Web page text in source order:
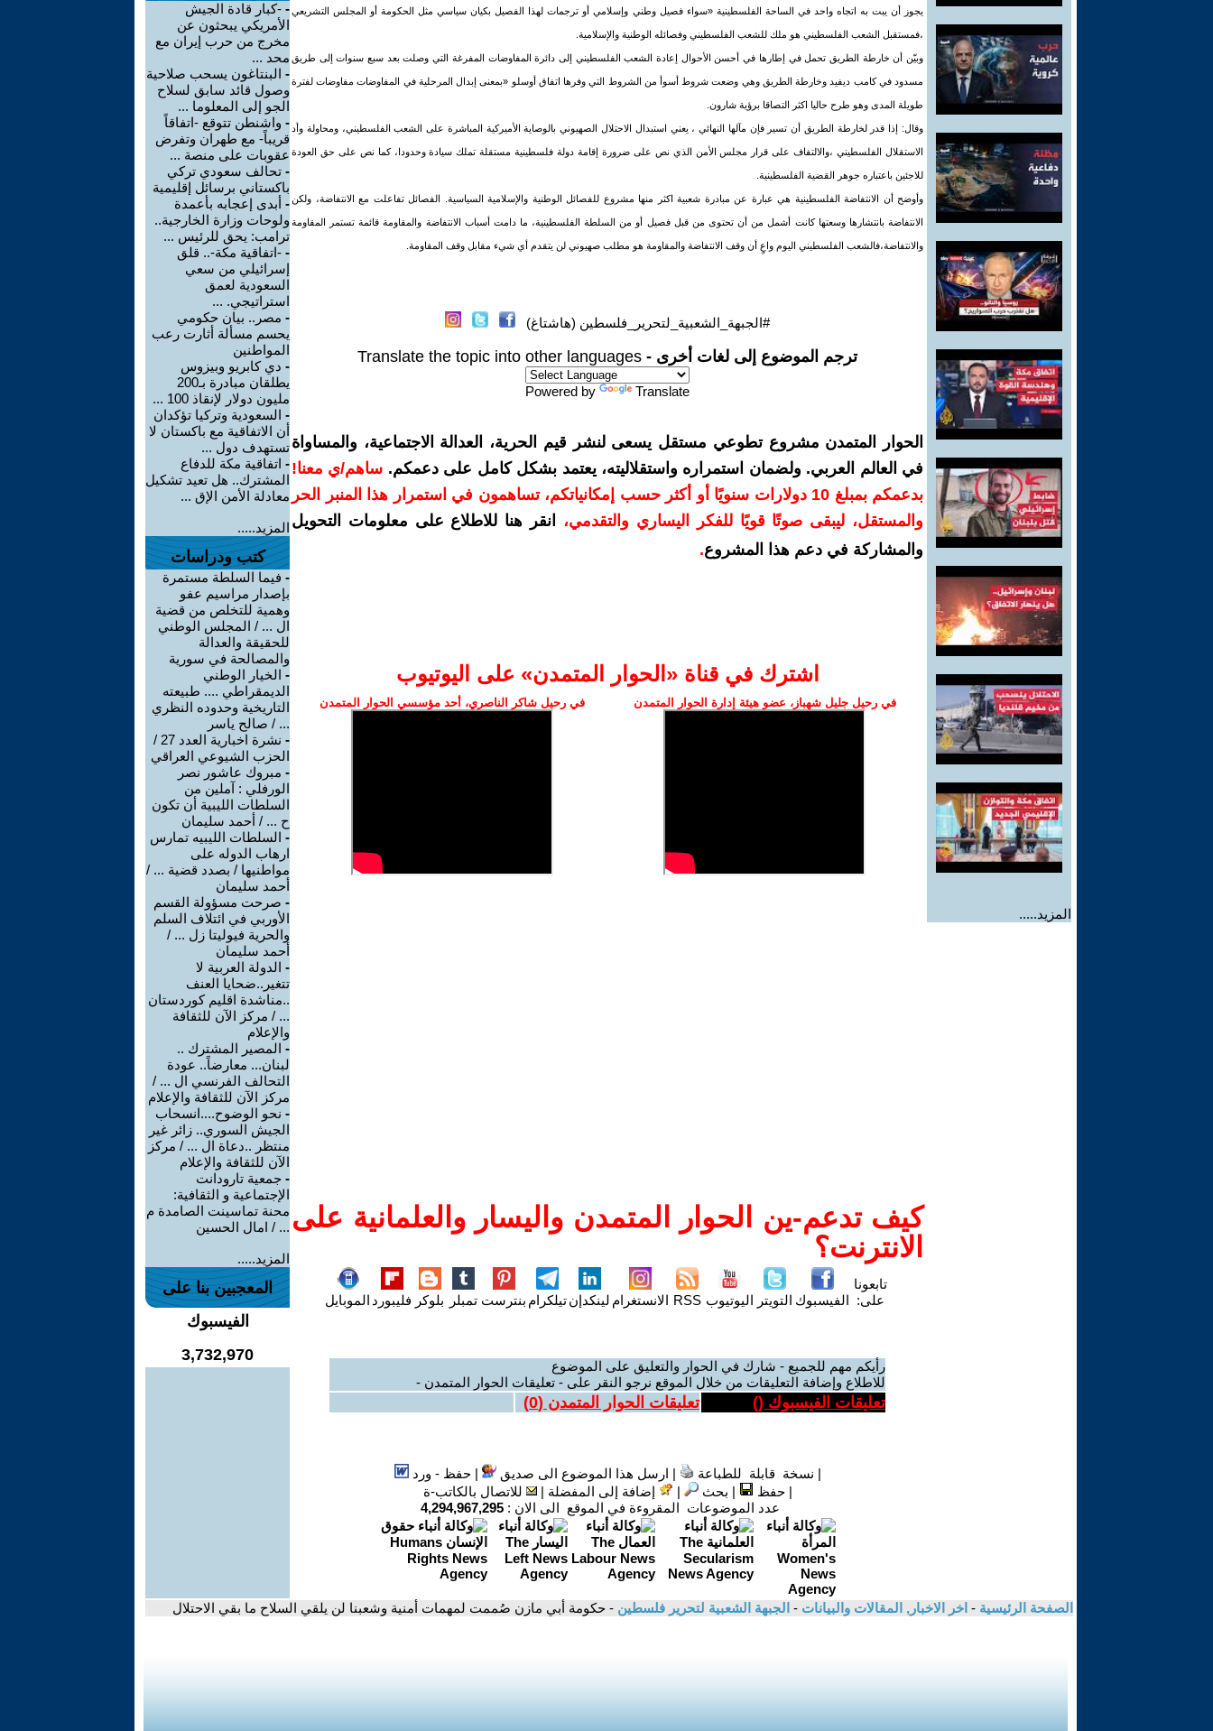
المزيد.....
يجوز أن يبت به اتجاه واحد في الساحة الفلسطينية «سواء فصيل وطني وإسلامي أو ترجمات لهذا الفصيل بكيان سياسي مثل الحكومة أو المجلس التشريعي
،فمستقبل الشعب الفلسطيني هو ملك للشعب الفلسطيني وفصائله الوطنية والإسلامية.
وبيّن أن خارطة الطريق تحمل في إطارها في أحسن الأحوال إعادة الشعب الفلسطيني إلى دائرة المفاوضات المفرغة التي وصلت بعد سبع سنوات إلى طريق
مسدود في كامب ديفيد وخارطة الطريق وهي وضعت شروط أسوأ من الشروط التي وفرها اتفاق أوسلو «بمعنى إبدال المرحلية في المفاوضات مفاوضات لفترة
طويلة المدى وهو طرح حاليا اكثر التصاقا برؤية شارون.
وقال: إذا قدر لخارطة الطريق أن تسير فإن مآلها النهائي ، يعني استبدال الاحتلال الصهيوني بالوصاية الأميركية المباشرة على الشعب الفلسطيني، ومحاولة وأد
الاستقلال الفلسطيني ،والالتفاف على قرار مجلس الأمن الذي نص على ضرورة إقامة دولة فلسطينية مستقلة تملك سيادة وحدودا، كما نص على حق العودة
للاجئين باعتباره جوهر القضية الفلسطينية.
وأوضح أن الانتفاضة الفلسطينية هي عبارة عن مبادرة شعبية اكثر منها مشروع للفصائل الوطنية والإسلامية السياسية. الفصائل تفاعلت مع الانتفاضة، ولكن
الانتفاضة بانتشارها وسعتها كانت أشمل من أن تحتوى من قبل فصيل أو من السلطة الفلسطينية، ما دامت أسباب الانتفاضة والمقاومة قائمة تستمر المقاومة
والانتفاضة،فالشعب الفلسطيني اليوم واعٍ أن وقف الانتفاضة والمقاومة هو مطلب صهيوني لن يتقدم أي شيء مقابل وقف المقاومة.
#الجبهة_الشعبية_لتحرير_فلسطين (هاشتاغ)
ترجم الموضوع إلى لغات أخرى - Translate the topic into other languages
Powered by Translate
الحوار المتمدن مشروع تطوعي مستقل يسعى لنشر قيم الحرية، العدالة الاجتماعية، والمساواة
في العالم العربي. ولضمان استمراره واستقلاليته، يعتمد بشكل كامل على دعمكم. ساهم/ي معنا!
بدعمكم بمبلغ 10 دولارات سنويًا أو أكثر حسب إمكانياتكم، تساهمون في استمرار هذا المنبر الحر
والمستقل، ليبقى صوتًا قويًا للفكر اليساري والتقدمي،
انقر هنا للاطلاع على معلومات التحويل
والمشاركة في دعم هذا المشروع.
اشترك في قناة ‫«الحوار المتمدن» على اليوتيوب
في رحيل جليل شهباز، عضو هيئة إدارة الحوار المتمدن في رحيل شاكر الناصري، أحد مؤسسي الحوار المتمدن
كيف تدعم-ين الحوار المتمدن واليسار والعلمانية على
الانترنت؟
تابعونا
على: الفيسبوك التويتر اليوتيوب RSS الانستغرام لينكدإنتيلكرام بنترست تمبلر بلوكر فليبورد الموبايل
رأيكم مهم للجميع - شارك في الحوار والتعليق على الموضوع
للاطلاع وإضافة التعليقات من خلال الموقع نرجو النقر على - تعليقات الحوار المتمدن -
تعليقات الفيسبوك () تعليقات الحوار المتمدن (0
)
| نسخة قابلة للطباعة | ارسل هذا الموضوع الى صديق |حفظ - ورد
|حفظ | بحث | إضافة إلى المفضلة |
للاتصال بالكاتب-ة
عدد الموضوعات المقروءة في الموقع الى الان : 4,294,967,295
- -كبار قادة الجيش
الأمريكي يبحثون عن
مخرج من حرب إيران مع
محد ...
- البنتاغون يسحب صلاحية
وصول قائد سابق لسلاح
الجو إلى المعلوما ...
- واشنطن تتوقع -اتفاقاً
قريباً- مع طهران وتفرض
عقوبات على منصة ...
- تحالف سعودي تركي
باكستاني برسائل إقليمية
- أبدى إعجابه بأعمدة
ولوحات وزارة الخارجية..
ترامب: يحق للرئيس ...
- -اتفاقية مكة-.. قلق
إسرائيلي من سعي
السعودية لعمق
استراتيجي. ...
- مصر.. بيان حكومي
يحسم مسألة أثارت رعب
المواطنين
- دي كابريو وبيزوس
يطلقان مبادرة بـ200
مليون دولار لإنقاذ 100 ...
- السعودية وتركيا تؤكدان
أن الاتفاقية مع باكستان لا
تستهدف دول ...
- اتفاقية مكة للدفاع
المشترك.. هل تعيد تشكيل
معادلة الأمن الإق ...
المزيد.....
كتب ودراسات
- فيما السلطة مستمرة
بإصدار مراسيم عفو
وهمية للتخلص من قضية
ال ... / المجلس الوطني
للحقيقة والعدالة
والمصالحة في سورية
- الخيار الوطني
الديمقراطي .... طبيعته
التاريخية وحدوده النظري
... / صالح ياسر
-
نشرة اخبارية العدد 27 /
الحزب الشيوعي العراقي
- مبروك عاشور نصر
الورفلي : آملين من
السلطات الليبية أن تكون
ح ... / أحمد سليمان
- السلطات الليبيه تمارس
ارهاب الدوله على
مواطنيها / بصدد قضية ... /
أحمد سليمان
- صرحت مسؤولة القسم
الأوربي في ائتلاف السلم
والحرية فيوليتا زل ... /
أحمد سليمان
- الدولة العربية لا
تتغير..ضحايا العنف
..مناشدة اقليم كوردستان
... / مركز الآن للثقافة
والإعلام
- المصير المشترك ..
لبنان... معارضاً.. عودة
التحالف الفرنسي ال ... /
مركز الآن للثقافة والإعلام
- نحو الوضوح....انسحاب
الجيش السوري.. زائر غير
منتظر ..دعاة ال ... / مركز
الآن للثقافة والإعلام
- جمعية تارودانت
الإجتماعية و الثقافية:
محنة تماسينت الصامدة م
... / امال الحسين
المزيد.....
المعجبين بنا على
الفيسبوك
3,732,970
الصفحة الرئيسية - اخر الاخبار, المقالات والبيانات - الجبهة الشعبية لتحرير فلسطين - حكومة أبي مازن صُممت لمهمات أمنية وشعبنا لن يلقي السلاح ما بقي الاحتلال